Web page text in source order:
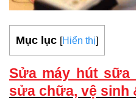
Mục lục [Hiển thị]
Sửa máy hút sữa
sửa chữa, vệ sinh